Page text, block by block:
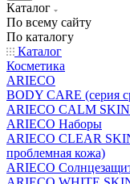
Каталог
По всему сайту
По каталогу
Каталог
Косметика
ARIECO
BODY CARE (серия
ARIECO CALM SKIN
ARIECO Наборы
ARIECO CLEAR
проблемная кожа)
ARIECO